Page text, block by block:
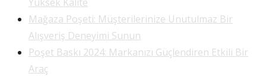
Mağaza Poşeti: Müşterilerinize Unutulmaz Bir
Alışveriş Deneyimi Sunun
Poşet Baskı 2024: Markanızı Güçlendiren Etkili Bir
Araç